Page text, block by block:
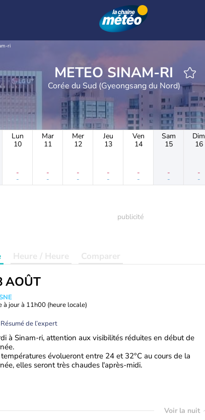
ri
METEO SINAM-RI
Corée du Sud (Gyeongsang du Nord)
Lun
10
-
-
Mar
11
-
-
Mer
12
-
-
Jeu
13
-
-
Ven
14
-
-
Sam
15
-
-
Dim
16
-
-
Heure / Heure Comparer
AOÛT
à jour à 11h00 (heure locale)
Résumé de l’expert
à Sinam-ri, attention aux visibilités réduites en début de
températures évolueront entre 24 et 32°C au cours de la
elles seront très chaudes l'après-midi.
Voir la nuit